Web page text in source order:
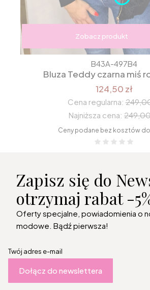
Zobacz produkt
B43A-497B4
Bluza Teddy czarna miś
124,50 zł
Cena regularna:
Najniższa cena:
Ceny podane bez kosztów
Zapisz się do
otrzymaj rabat -
Oferty specjalne, powiadomienia o
modowe. Bądź pierwsza!
Twój adres e-mail
Dołącz do newslettera